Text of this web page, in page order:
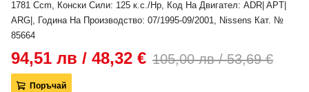
1781 Ccm, Конски Сили: 125 к.с./Hp, Код На Двигател: ADR| APT|
ARG|, Година На Производство: 07/1995-09/2001, Nissens Кат. №
85664
94,51 лв / 48,32 € 105,00 лв / 53,69 €
Поръчай